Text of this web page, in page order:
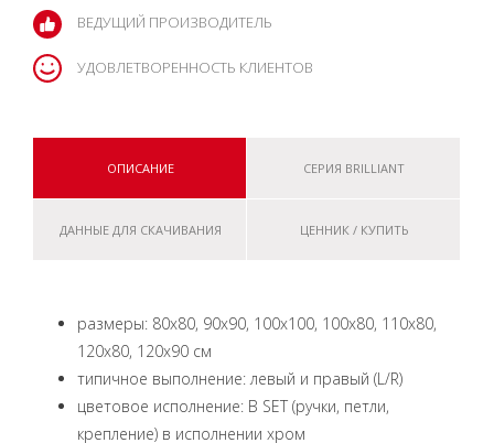
ВЕДУЩИЙ ПРОИЗВОДИТЕЛЬ
УДОВЛЕТВОРЕННОСТЬ КЛИЕНТОВ
ОПИСАНИЕ СЕРИЯ BRILLIANT
ДАННЫЕ ДЛЯ СКАЧИВАНИЯ ЦЕННИК / КУПИТЬ
размеры: 80x80, 90x90, 100x100, 100x80, 110x80,
120x80, 120x90 см
типичное выполнение: левый и правый (L/R)
цветовое исполнение: B SET (ручки, петли,
крепление) в исполнении хром